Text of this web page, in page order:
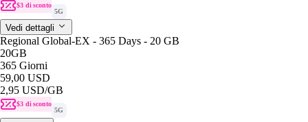
$3 di sconto
5G
Vedi dettagli
Regional Global-EX - 365 Days - 20 GB
20GB
365 Giorni
59,00 USD
2,95 USD/GB
$3 di sconto
5G